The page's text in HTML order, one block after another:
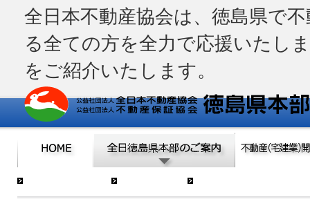
全日本不動産協会は、徳島県で
る全ての方を全力で応援いたし
をご紹介いたします。